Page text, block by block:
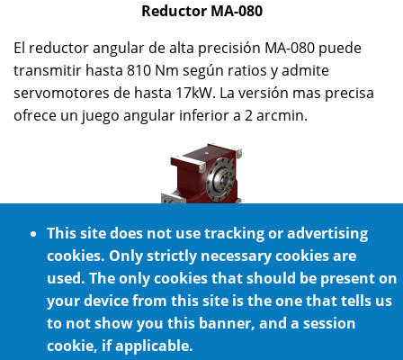
Reductor MA-080
El reductor angular de alta precisión MA-080 puede
transmitir hasta 810 Nm según ratios y admite
servomotores de hasta 17kW. La versión mas precisa
ofrece un juego angular inferior a 2 arcmin.
Reductor MA-100
El reductor angular de alta precisión MA-100 puede
transmitir hasta 1600 Nm según ratios y admite
servomotores de hasta 30kW. La versión mas precisa
ofrece un juego angular inferior a 2 arcmin.
This site does not use tracking or advertising
cookies. Only strictly necessary cookies are
used. The only cookies that should be present on
your device from this site is the one that tells us
to not show you this banner, and a session
cookie, if applicable.